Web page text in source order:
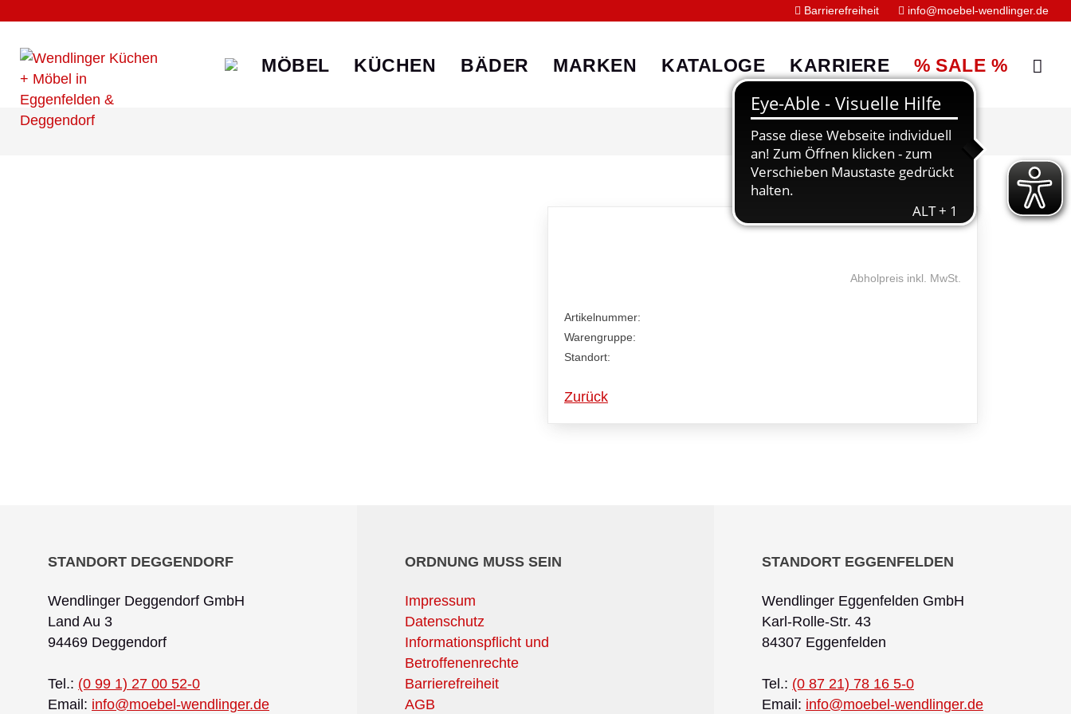
 Barrierefreiheit  info@moebel-wendlinger.de
MÖBEL KÜCHEN BÄDER MARKEN KATALOGE KARRIERE % SALE %
Abholpreis inkl. MwSt.
Artikelnummer:
Warengruppe:
Standort:
Zurück
STANDORT DEGGENDORF
Wendlinger Deggendorf GmbH
Land Au 3
94469 Deggendorf
Tel.: (0 99 1) 27 00 52-0
Email: info@moebel-wendlinger.de
ORDNUNG MUSS SEIN
Impressum
Datenschutz
Informationspflicht und
Betroffenenrechte
Barrierefreiheit
AGB
STANDORT EGGENFELDEN
Wendlinger Eggenfelden GmbH
Karl-Rolle-Str. 43
84307 Eggenfelden
Tel.: (0 87 21) 78 16 5-0
Email: info@moebel-wendlinger.de